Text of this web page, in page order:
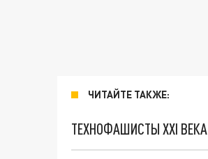
ЧИТАЙТЕ ТАКЖЕ:
ТЕХНОФАШИСТЫ XXI ВЕКА